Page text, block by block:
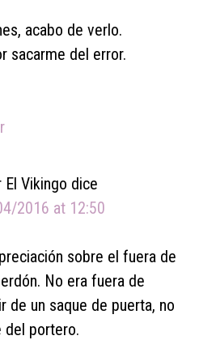
acabo de verlo.
sacarme del error.
El Vikingo dice
2016 at 12:50
sobre el fuera de
No era fuera de
de un saque de puerta, no
del portero.